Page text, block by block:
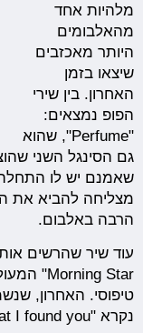
מלהיות אחד
מהאלבומים
היותר מאכזבים
שיצאו בזמן
האחרון. בין שירי
הפופ נמצאים:
"Perfume", שהוא
שאמנם יש לו התחלה
מצליחה להביא את
הרבה באלבום.
טיפוסי. האחרון,
נקרא "Now That I found you".